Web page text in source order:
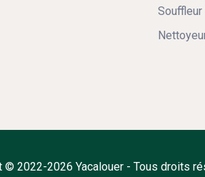
© 2022-2026 Yacalouer - Tous droits